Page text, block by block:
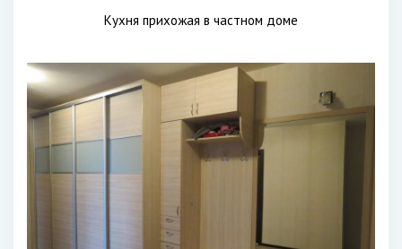
Кухня прихожая в частном доме